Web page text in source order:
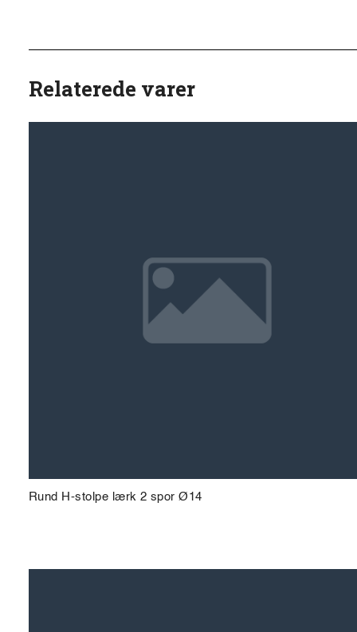
Relaterede varer
Rund H-stolpe lærk 2 spor Ø14